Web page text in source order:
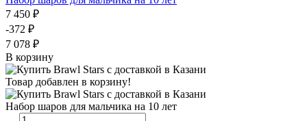
7 450 ₽
-372 ₽
7 078 ₽
В корзину
Товар добавлен в корзину!
Набор шаров для мальчика на 10 лет